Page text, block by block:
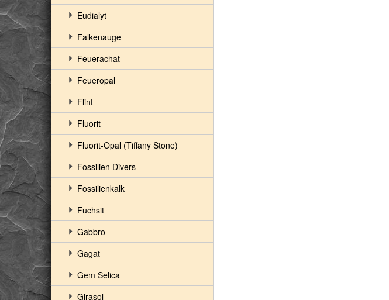
Eudialyt
Falkenauge
Feuerachat
Feueropal
Flint
Fluorit
Fluorit-Opal (Tiffany Stone)
Fossilien Divers
Fossilienkalk
Fuchsit
Gabbro
Gagat
Gem Selica
Girasol